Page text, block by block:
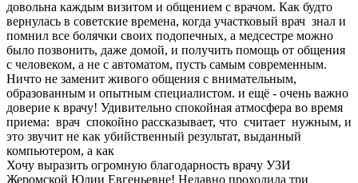
довольна каждым визитом и общением с врачом. Как будто
вернулась в советские времена, когда участковый врач знал и
помнил все болячки своих подопечных, а медсестре можно
было позвонить, даже домой, и получить помощь от общения
с человеком, а не с автоматом, пусть самым современным.
Ничто не заменит живого общения с внимательным,
образованным и опытным специалистом. и ещё - очень важно
доверие к врачу! Удивительно спокойная атмосфера во время
приема: врач спокойно рассказывает, что считает нужным, и
это звучит не как убийственный результат, выданный
компьютером, а как
Хочу выразить огромную благодарность врачу УЗИ
Жеромской Юлии Евгеньевне! Недавно проходила три